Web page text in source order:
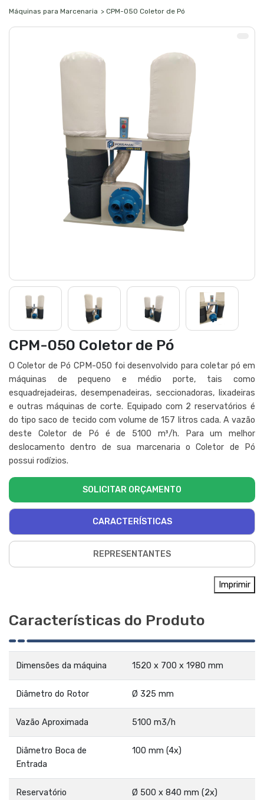
Máquinas para Marcenaria > CPM-050 Coletor de Pó
CPM-050 Coletor de Pó
O Coletor de Pó CPM-050 foi desenvolvido para coletar pó em
máquinas de pequeno e médio porte, tais como
esquadrejadeiras, desempenadeiras, seccionadoras, lixadeiras
e outras máquinas de corte. Equipado com 2 reservatórios é
do tipo saco de tecido com volume de 157 litros cada. A vazão
deste Coletor de Pó é de 5100 m³/h. Para um melhor
deslocamento dentro de sua marcenaria o Coletor de Pó
possui rodízios.
SOLICITAR ORÇAMENTO
CARACTERÍSTICAS
REPRESENTANTES
Imprimir
Características do Produto
Dimensões da máquina 1520 x 700 x 1980 mm
Diâmetro do Rotor Ø 325 mm
Vazão Aproximada 5100 m3/h
Diâmetro Boca de
Entrada
100 mm (4x)
Reservatório Ø 500 x 840 mm (2x)